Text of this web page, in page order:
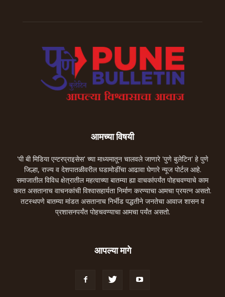
आमच्या विषयी
'पी बी मिडिया एन्टरप्राइसेस' च्या माध्यमातून चालवले जाणारे 'पुणे बुलेटिन' हे पुणे
जिल्हा, राज्य व देशपातळीवरील घडामोडींचा आढावा घेणारे न्यूज पोर्टल आहे.
समाजातील विविध क्षेत्रातील महत्वाच्या बातम्या ह्या वाचकांपर्यंत पोहचवण्याचे काम
करत असतानाच वाचनकांची विश्वासहार्यता निर्माण करण्याचा आमचा प्रयत्न असतो.
तटस्थपणे बातम्या मांडत असतानाच निर्भीड पद्धतीने जनतेचा आवाज शासन व
प्रशासनपर्यंत पोहचवण्याचा आमचा पर्यंत असतो.
आपल्या मागे